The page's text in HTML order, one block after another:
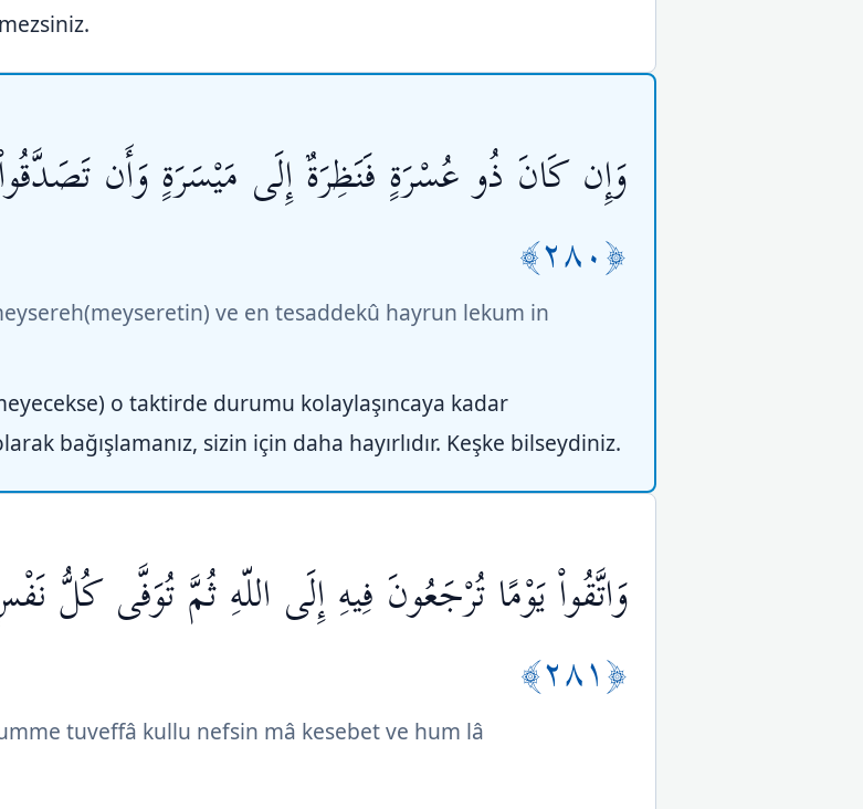
وَإِن كَانَ ذُو عُسْرَةٍ فَنَظِرَةٌ إِلَى مَيْسَرَةٍ وَأَن
﴿٢٨٠﴾
ve en tesaddekû hayrun lekum in
o taktirde durumu kolaylaşıncaya kadar
bağışlamanız, sizin için daha hayırlıdır. Keşke bilseydiniz.
وَاتَّقُواْ يَوْمًا تُرْجَعُونَ فِيهِ إِلَى اللّهِ ثُمَّ تُوَفَّى
﴿٢٨١﴾
tuveffâ kullu nefsin mâ kesebet ve hum lâ